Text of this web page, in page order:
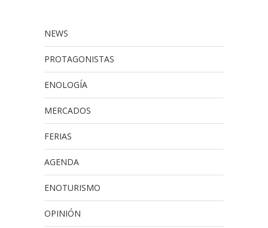
NEWS
PROTAGONISTAS
ENOLOGÍA
MERCADOS
FERIAS
AGENDA
ENOTURISMO
OPINIÓN